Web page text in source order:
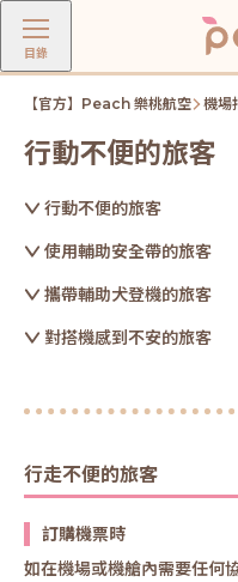
目錄
【官方】Peach 樂桃航空 機場
行動不便的旅客
行動不便的旅客
使用輔助安全帶的旅客
攜帶輔助犬登機的旅客
對搭機感到不安的旅客
行走不便的旅客
訂購機票時
如在機場或機艙內需要任何